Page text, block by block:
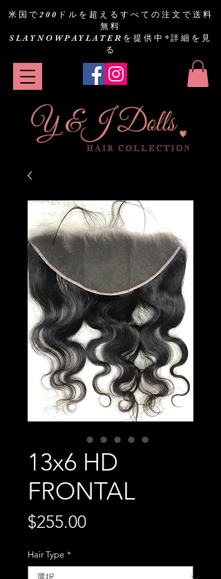
米国で200ドルを超えるすべての注文で送料
無料
SLAYNOWPAYLATERを提供中 *詳細を見
る
13x6 HD
FRONTAL
$255.00価
Hair Type *